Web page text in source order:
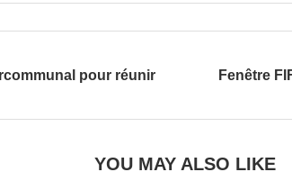
pour réunir
Fenêtre
YOU MAY ALSO LIKE